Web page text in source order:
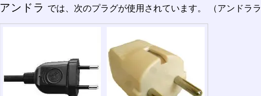
アンドラ では、次のプラグが使用されています。 （アンドララ